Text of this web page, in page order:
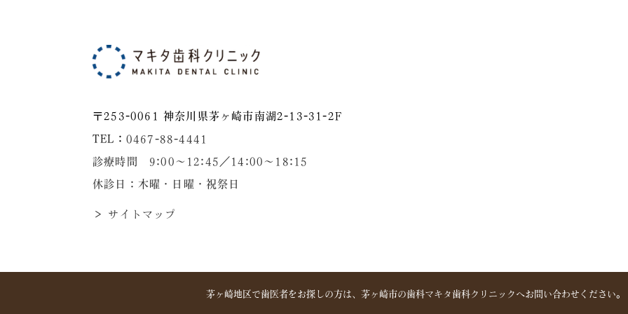
〒253-0061 神奈川県茅ヶ崎市南湖2-13-31-2F
TEL： 0467-88-4441
診療時間 9:00～12:45／14:00〜18:15
休診日：木曜・日曜・祝祭日
＞ サイトマップ
茅ヶ崎地区で歯医者をお探しの方は、 茅ヶ崎市の歯科マキタ歯科クリニックへお問い合わせください